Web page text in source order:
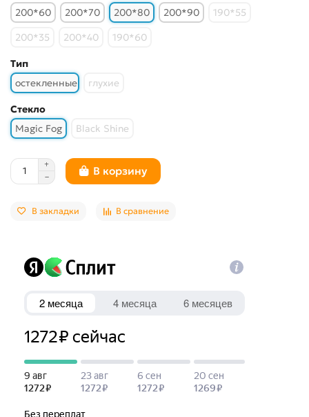
200*60
200*70 200*80 200*90
190*55
200*35
200*40 190*60
Тип
остекленные
глухие
Стекло
Magic Fog
Black Shine
В корзину
В закладки В сравнение